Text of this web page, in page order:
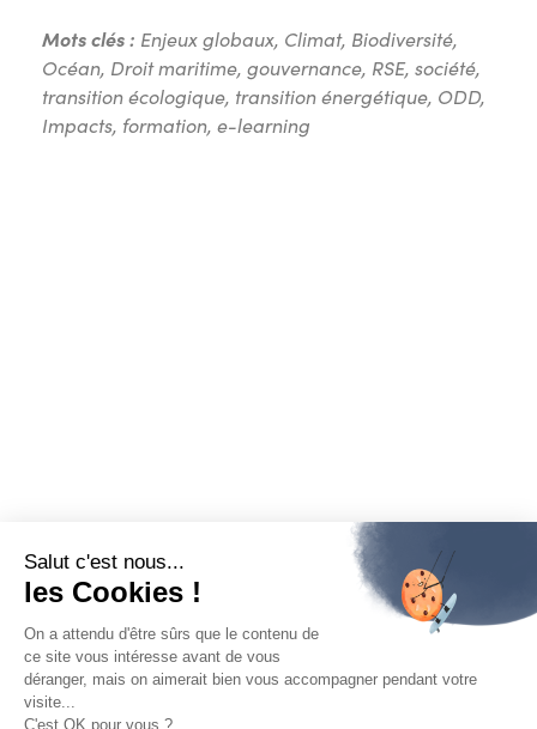
Mots clés : Enjeux globaux, Climat, Biodiversité,
Océan, Droit maritime, gouvernance, RSE, société,
transition écologique, transition énergétique, ODD,
Impacts, formation, e-learning
Salut c'est nous...
les Cookies !
On a attendu d'être sûrs que le contenu de
ce site vous intéresse avant de vous
déranger, mais on aimerait bien vous accompagner pendant votre
visite...
C'est OK pour vous ?